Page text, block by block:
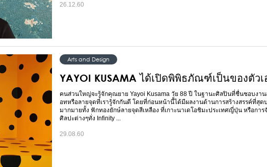
26.12.60
Arts and Design
YAYOI KUSAMA ได้เปิดพิพิธภัณฑ์เป็นของตัวเ
คนส่วนใหญ่จะรู้จักคุณยาย Yayoi Kusama วัย 88 ปี ในฐานะศิลปินที่ชื่นชอบงาน
อทหรือลายจุดที่เรารู้จักกันดี โดยที่ก่อนหน้านี็ได้มีผลงานด้านการสร้างสรรค์ที่สุดบ
มากมายทั้ง ฟักทองยักษ์ลายจุดสีเหลือง ที่เกาะนาเดโอชิมะประเทศญี่ปุ่น หรือการ
ศิลปะต่างๆทั่ง Infinity ...
29.08.60